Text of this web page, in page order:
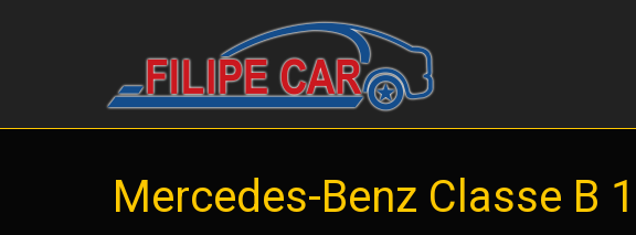
Mercedes-Benz Classe B